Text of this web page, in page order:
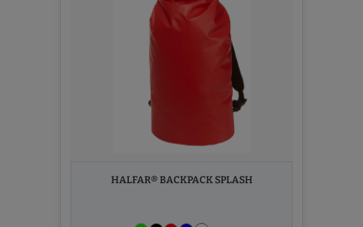
HALFAR® BACKPACK SPLASH